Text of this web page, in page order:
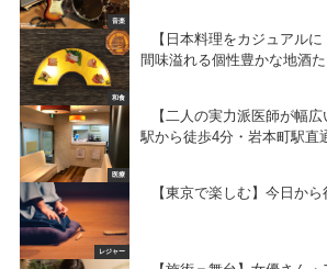
音楽
和食
【日本料理をカジュアル
間味溢れる個性豊かな地酒
医療
【二人の実力派医師が幅
駅から徒歩4分・岩本町駅直
レジャー
【東京で楽しむ】今日か